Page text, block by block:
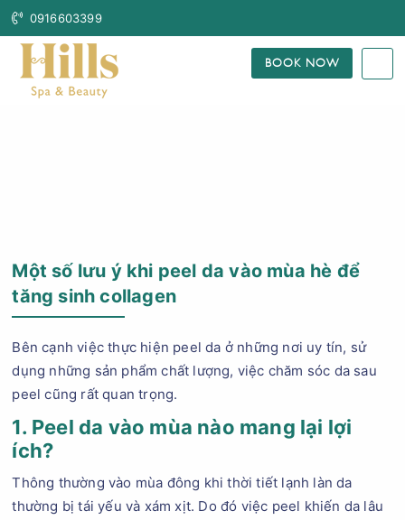
0916603399
BOOK NOW
Một số lưu ý khi peel da vào mùa hè để
tăng sinh collagen
Bên cạnh việc thực hiện peel da ở những nơi uy tín, sử
dụng những sản phẩm chất lượng, việc chăm sóc da sau
peel cũng rất quan trọng.
1. Peel da vào mùa nào mang lại lợi
ích?
Thông thường vào mùa đông khi thời tiết lạnh làn da
thường bị tái yếu và xám xịt. Do đó việc peel khiến da lâu